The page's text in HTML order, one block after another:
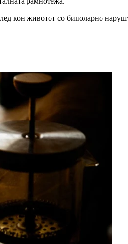
кон животот со биполарно